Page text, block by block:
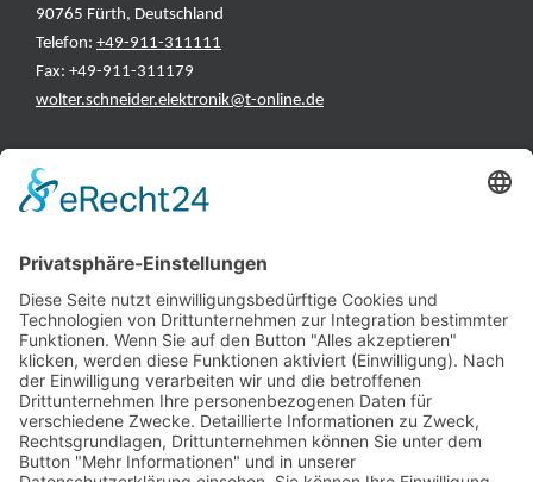
90765 Fürth, Deutschland
Telefon: +49-911-311111
Fax: +49-911-311179
wolter.schneider.elektronik@t-online.de
INFORMATIONEN
Hersteller
Fehlerliste
Impressum